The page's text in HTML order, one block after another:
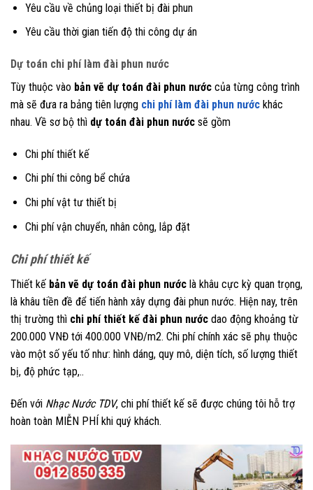
Yêu cầu về chủng loại thiết bị đài phun
Yêu cầu thời gian tiến độ thi công dự án
Dự toán chi phí làm đài phun nước
Tùy thuộc vào bản vẽ dự toán đài phun nước của từng công trình
mà sẽ đưa ra bảng tiên lượng chi phí làm đài phun nước khác
nhau. Về sơ bộ thì dự toán đài phun nước sẽ gồm
Chi phí thiết kế
Chi phí thi công bể chứa
Chi phí vật tư thiết bị
Chi phí vận chuyển, nhân công, lắp đặt
Chi phí thiết kế
Thiết kế bản vẽ dự toán đài phun nước là khâu cực kỳ quan trọng,
là khâu tiền đề để tiến hành xây dựng đài phun nước. Hiện nay, trên
thị trường thì chi phí thiết kế đài phun nước dao động khoảng từ
200.000 VNĐ tới 400.000 VNĐ/m2. Chi phí chính xác sẽ phụ thuộc
vào một số yếu tố như: hình dáng, quy mô, diện tích, số lượng thiết
bị, độ phức tạp,..
Đến với Nhạc Nước TDV, chi phí thiết kế sẽ được chúng tôi hỗ trợ
hoàn toàn MIỄN PHÍ khi quý khách.